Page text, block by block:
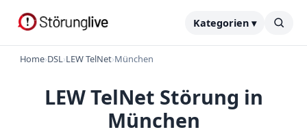
Kategorien ▾
Home›DSL›LEW TelNet›München
LEW TelNet Störung in
München